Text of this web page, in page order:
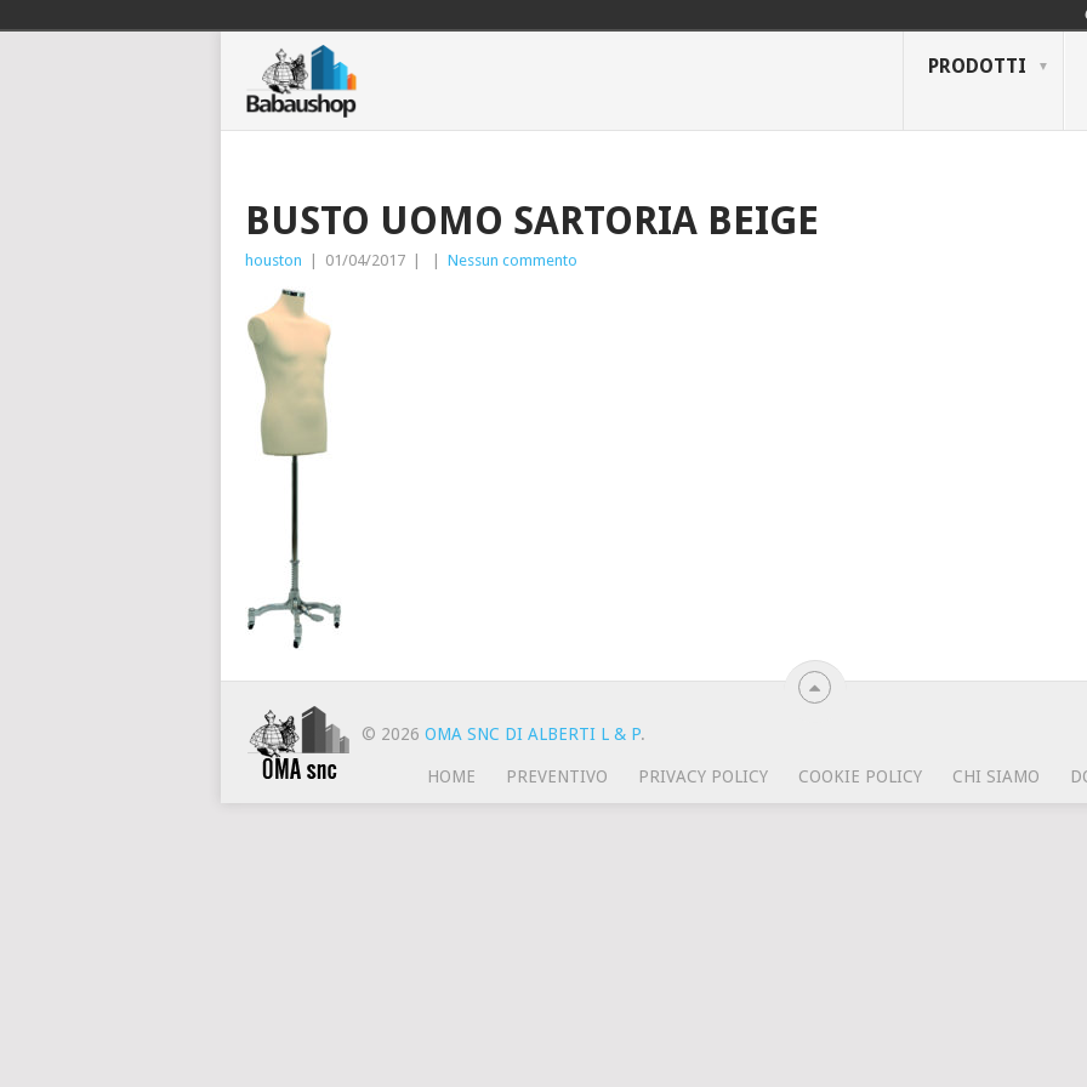
PRODOTTI
BUSTO UOMO SARTORIA BEIGE
houston 01/04/2017 Nessun commento
© 2026 OMA SNC DI ALBERTI L & P.
HOME PREVENTIVO PRIVACY POLICY COOKIE POLICY CHI SIAMO